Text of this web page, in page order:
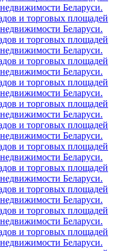
Беларуси.
и торговых площадей
Беларуси.
и торговых площадей
Беларуси.
и торговых площадей
Беларуси.
и торговых площадей
Беларуси.
и торговых площадей
Беларуси.
и торговых площадей
Беларуси.
и торговых площадей
Беларуси.
и торговых площадей
Беларуси.
и торговых площадей
Беларуси.
и торговых площадей
Беларуси.
и торговых площадей
Беларуси.